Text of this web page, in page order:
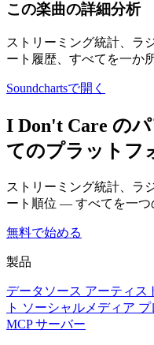
この楽曲の詳細分析
ストリーミング統計、ラ
ート履歴、すべてを一か
Soundchartsで開く
I Don't Care の
てのプラットフ
ストリーミング統計、ラ
ート順位 — すべてを一つ
無料で始める
製品
データソース アーティス
ト ソーシャルメディア プ
MCP サーバー